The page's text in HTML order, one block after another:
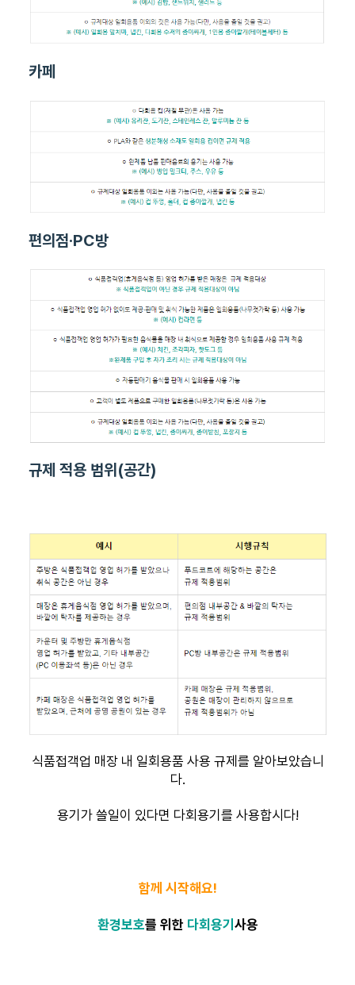
카페
편의점‧PC방
규제 적용 범위(공간)
식품접객업 매장 내 일회용품 사용 규제를 알아보았습니
다.
용기가 쓸일이 있다면 다회용기를 사용합시다!
함께 시작해요!
환경보호를 위한 다회용기 사용